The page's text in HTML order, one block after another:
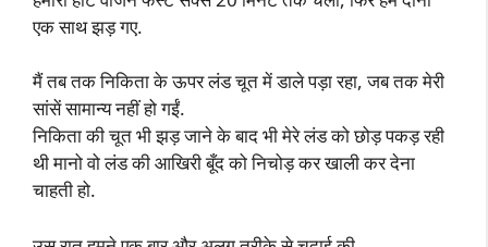
एक साथ झड़ गए.
मैं तब तक निकिता के ऊपर लंड चूत में डाले पड़ा रहा, जब तक मेरी
सांसें सामान्य नहीं हो गईं.
निकिता की चूत भी झड़ जाने के बाद भी मेरे लंड को छोड़ पकड़ रही
थी मानो वो लंड की आखिरी बूँद को निचोड़ कर खाली कर देना
चाहती हो.